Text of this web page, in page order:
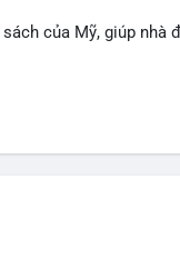
của Mỹ, giúp nhà